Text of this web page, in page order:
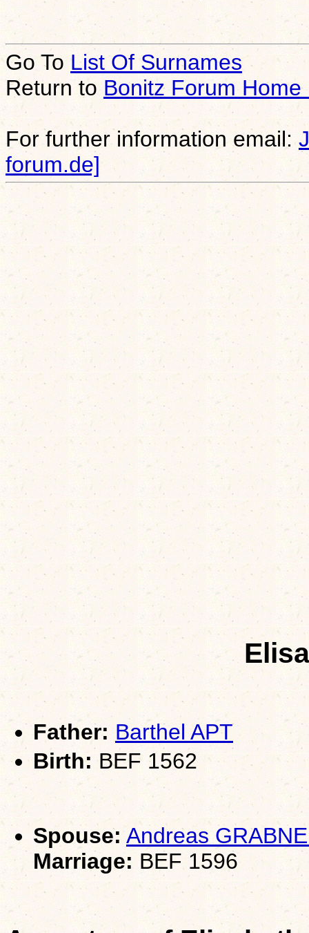
Go To List Of Surnames
Return toBonitz Forum Home
For further information email:
forum.de]
Father: Barthel APT
Birth: BEF 1562
Spouse: Andreas
Marriage: BEF 1596